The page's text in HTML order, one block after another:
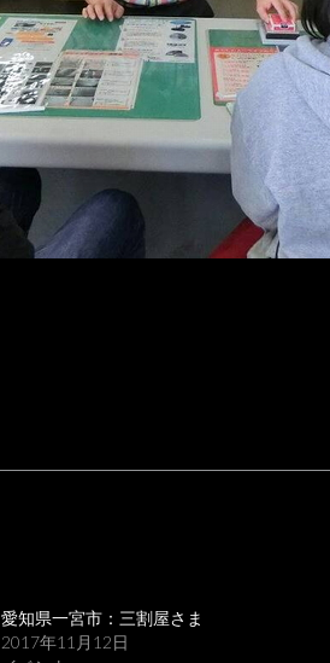
愛知県一宮市：三割屋さま
2017年11月12日